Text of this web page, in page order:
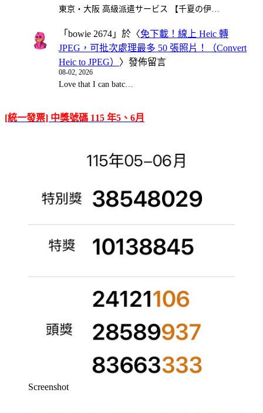
東京・大阪 高級派遣サービス 【千夏の伊…
「 bowie 2674 」於〈免下載！線上 Heic 轉
JPEG，可批次處理最多 50 張照片！（Convert
Heic to JPEG） 〉發佈留言
08-02, 2026
Love that I can batc…
[統一發票] 中獎號碼 115 年5、6月
Screenshot